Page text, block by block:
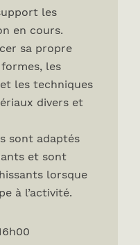
les
en cours.
sa propre
les
les techniques
divers et
sont adaptés
et sont
lorsque
à l’activité.